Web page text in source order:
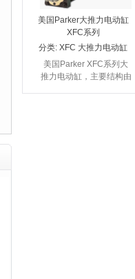
美国Parker大推力电动缸
XFC系列
分类: XFC 大推力电动缸
美国Parker XFC系列大
推力电动缸，主要结构由